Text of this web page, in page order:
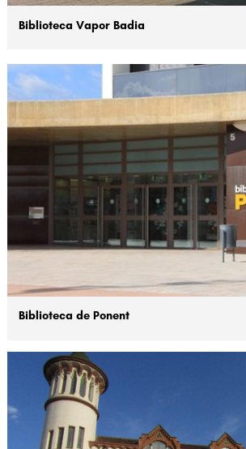
Biblioteca Vapor Badia
Biblioteca de Ponent